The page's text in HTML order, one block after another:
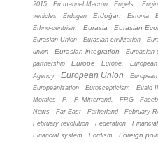
2015
Emmanuel Macron Engels;
vehicles
Erdogan Erdoğan Estonia
Ethno-centrism
Eurasia Eurasian
Eurasian Union Eurasian civilization
union
Eurasian integration
Euroasian
partnership
Europe Europe.
Agency
European Union
Europeanization
Euroscepticism Evald
Morales
F. F. Mitterrand. FRG
News
Far East Fatherland
February
February revolution
Federation
Financial system
Fordism Foreign